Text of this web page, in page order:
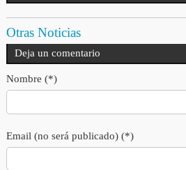
Otras Noticias
Deja un comentario
Nombre (*)
Email (no será publicado) (*)